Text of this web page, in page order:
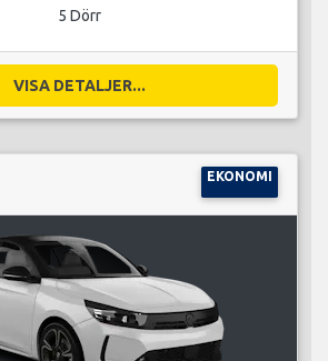
5 Dörr
VISA DETALJER...
EKONOMI